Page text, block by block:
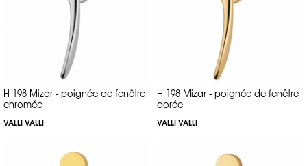
H 198 Mizar - poignée de fenêtre
chromée
VALLI VALLI
H 198 Mizar - poignée de fenêtre
dorée
VALLI VALLI